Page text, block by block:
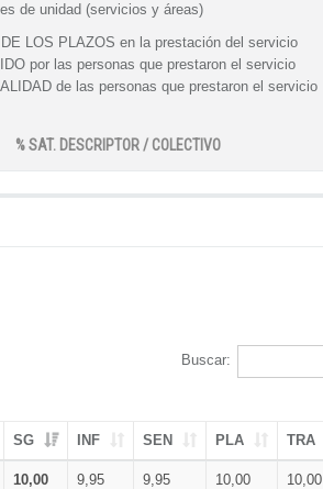
de unidad (servicios y áreas)
LOS PLAZOS en la prestación del servicio
por las personas que prestaron el servicio
de las personas que prestaron el servicio
% SAT. DESCRIPTOR / COLECTIVO
Buscar:
SG INF SEN PLA TRA
10,00 9,95 9,95 10,00 10,00